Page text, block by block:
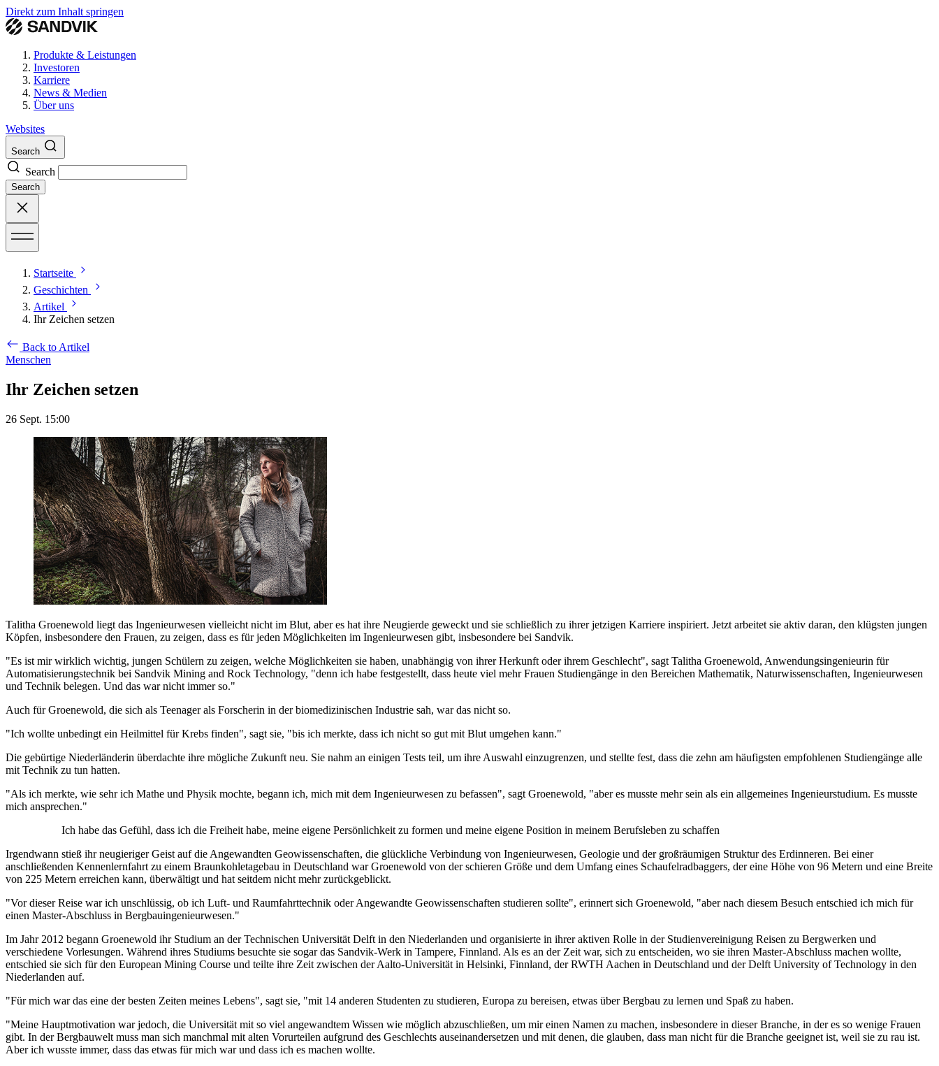
Direkt zum Inhalt springen
Produkte & Leistungen
Investoren
Karriere
News & Medien
Über uns
Websites
Search
Search
Search
Startseite
Geschichten
Artikel
Ihr Zeichen setzen
Back to Artikel
Menschen
Ihr Zeichen setzen
26 Sept. 15:00
Talitha Groenewold liegt das Ingenieurwesen vielleicht nicht im Blut, aber es hat ihre Neugierde geweckt und sie schließlich zu ihrer jetzigen Karriere inspiriert. Jetzt arbeitet sie aktiv daran, den klügsten jungen
Köpfen, insbesondere den Frauen, zu zeigen, dass es für jeden Möglichkeiten im Ingenieurwesen gibt, insbesondere bei Sandvik.
"Es ist mir wirklich wichtig, jungen Schülern zu zeigen, welche Möglichkeiten sie haben, unabhängig von ihrer Herkunft oder ihrem Geschlecht", sagt Talitha Groenewold, Anwendungsingenieurin für
Automatisierungstechnik bei Sandvik Mining and Rock Technology, "denn ich habe festgestellt, dass heute viel mehr Frauen Studiengänge in den Bereichen Mathematik, Naturwissenschaften, Ingenieurwesen
und Technik belegen. Und das war nicht immer so."
Auch für Groenewold, die sich als Teenager als Forscherin in der biomedizinischen Industrie sah, war das nicht so.
"Ich wollte unbedingt ein Heilmittel für Krebs finden", sagt sie, "bis ich merkte, dass ich nicht so gut mit Blut umgehen kann."
Die gebürtige Niederländerin überdachte ihre mögliche Zukunft neu. Sie nahm an einigen Tests teil, um ihre Auswahl einzugrenzen, und stellte fest, dass die zehn am häufigsten empfohlenen Studiengänge alle
mit Technik zu tun hatten.
"Als ich merkte, wie sehr ich Mathe und Physik mochte, begann ich, mich mit dem Ingenieurwesen zu befassen", sagt Groenewold, "aber es musste mehr sein als ein allgemeines Ingenieurstudium. Es musste
mich ansprechen."
Ich habe das Gefühl, dass ich die Freiheit habe, meine eigene Persönlichkeit zu formen und meine eigene Position in meinem Berufsleben zu schaffen
Irgendwann stieß ihr neugieriger Geist auf die Angewandten Geowissenschaften, die glückliche Verbindung von Ingenieurwesen, Geologie und der großräumigen Struktur des Erdinneren. Bei einer
anschließenden Kennenlernfahrt zu einem Braunkohletagebau in Deutschland war Groenewold von der schieren Größe und dem Umfang eines Schaufelradbaggers, der eine Höhe von 96 Metern und eine Breite
von 225 Metern erreichen kann, überwältigt und hat seitdem nicht mehr zurückgeblickt.
"Vor dieser Reise war ich unschlüssig, ob ich Luft- und Raumfahrttechnik oder Angewandte Geowissenschaften studieren sollte", erinnert sich Groenewold, "aber nach diesem Besuch entschied ich mich für
einen Master-Abschluss in Bergbauingenieurwesen."
Im Jahr 2012 begann Groenewold ihr Studium an der Technischen Universität Delft in den Niederlanden und organisierte in ihrer aktiven Rolle in der Studienvereinigung Reisen zu Bergwerken und
verschiedene Vorlesungen. Während ihres Studiums besuchte sie sogar das Sandvik-Werk in Tampere, Finnland. Als es an der Zeit war, sich zu entscheiden, wo sie ihren Master-Abschluss machen wollte,
entschied sie sich für den European Mining Course und teilte ihre Zeit zwischen der Aalto-Universität in Helsinki, Finnland, der RWTH Aachen in Deutschland und der Delft University of Technology in den
Niederlanden auf.
"Für mich war das eine der besten Zeiten meines Lebens", sagt sie, "mit 14 anderen Studenten zu studieren, Europa zu bereisen, etwas über Bergbau zu lernen und Spaß zu haben.
"Meine Hauptmotivation war jedoch, die Universität mit so viel angewandtem Wissen wie möglich abzuschließen, um mir einen Namen zu machen, insbesondere in dieser Branche, in der es so wenige Frauen
gibt. In der Bergbauwelt muss man sich manchmal mit alten Vorurteilen aufgrund des Geschlechts auseinandersetzen und mit denen, die glauben, dass man nicht für die Branche geeignet ist, weil sie zu rau ist.
Aber ich wusste immer, dass das etwas für mich war und dass ich es machen wollte.